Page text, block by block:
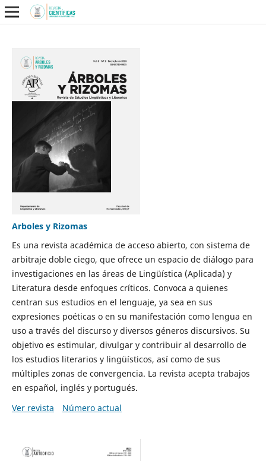
Arboles y Rizomas
Es una revista académica de acceso abierto, con sistema de
arbitraje doble ciego, que ofrece un espacio de diálogo para
investigaciones en las áreas de Lingüística (Aplicada) y
Literatura desde enfoques críticos. Convoca a quienes
centran sus estudios en el lenguaje, ya sea en sus
expresiones poéticas o en su manifestación como lengua en
uso a través del discurso y diversos géneros discursivos. Su
objetivo es estimular, divulgar y contribuir al desarrollo de
los estudios literarios y lingüísticos, así como de sus
múltiples zonas de convergencia. La revista acepta trabajos
en español, inglés y portugués.
Ver revista
Número actual